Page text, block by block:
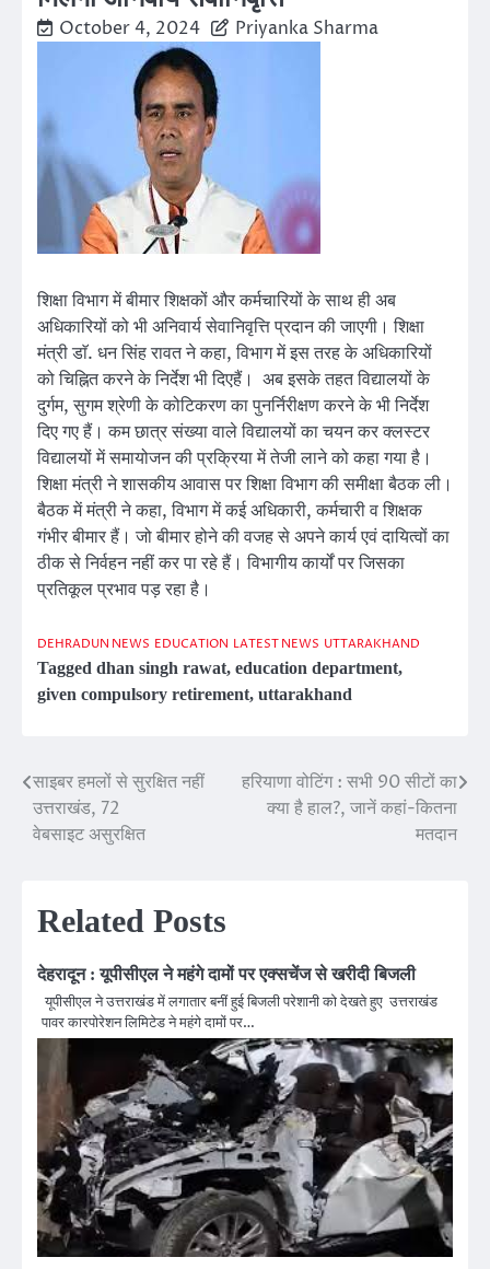
October 4, 2024 Priyanka Sharma
शिक्षा विभाग में बीमार शिक्षकों और कर्मचारियों के साथ ही अब
अधिकारियों को भी अनिवार्य सेवानिवृत्ति प्रदान की जाएगी। शिक्षा
मंत्री डाॅ. धन सिंह रावत ने कहा, विभाग में इस तरह के अधिकारियों
को चिह्नित करने के निर्देश भी दिएहैं। अब इसके तहत विद्यालयों के
दुर्गम, सुगम श्रेणी के कोटिकरण का पुनर्निरीक्षण करने के भी निर्देश
दिए गए हैं। कम छात्र संख्या वाले विद्यालयों का चयन कर क्लस्टर
विद्यालयों में समायोजन की प्रक्रिया में तेजी लाने को कहा गया है।
शिक्षा मंत्री ने शासकीय आवास पर शिक्षा विभाग की समीक्षा बैठक ली।
बैठक में मंत्री ने कहा, विभाग में कई अधिकारी, कर्मचारी व शिक्षक
गंभीर बीमार हैं। जो बीमार होने की वजह से अपने कार्य एवं दायित्वों का
ठीक से निर्वहन नहीं कर पा रहे हैं। विभागीय कार्यों पर जिसका
प्रतिकूल प्रभाव पड़ रहा है।
DEHRADUN NEWS EDUCATION LATEST NEWS UTTARAKHAND
Tagged dhan singh rawat, education department,
given compulsory retirement, uttarakhand
Post
navigation
साइबर हमलों से सुरक्षित नहीं
उत्तराखंड, 72
वेबसाइट असुरक्षित
हरियाणा वोटिंग : सभी 90 सीटों का
क्या है हाल?, जानें कहां-कितना
मतदान
Related Posts
देहरादून : यूपीसीएल ने महंगे दामों पर एक्सचेंज से खरीदी बिजली
यूपीसीएल ने उत्तराखंड में लगातार बनीं हुई बिजली परेशानी को देखते हुए उत्तराखंड
पावर कारपोरेशन लिमिटेड ने महंगे दामों पर…